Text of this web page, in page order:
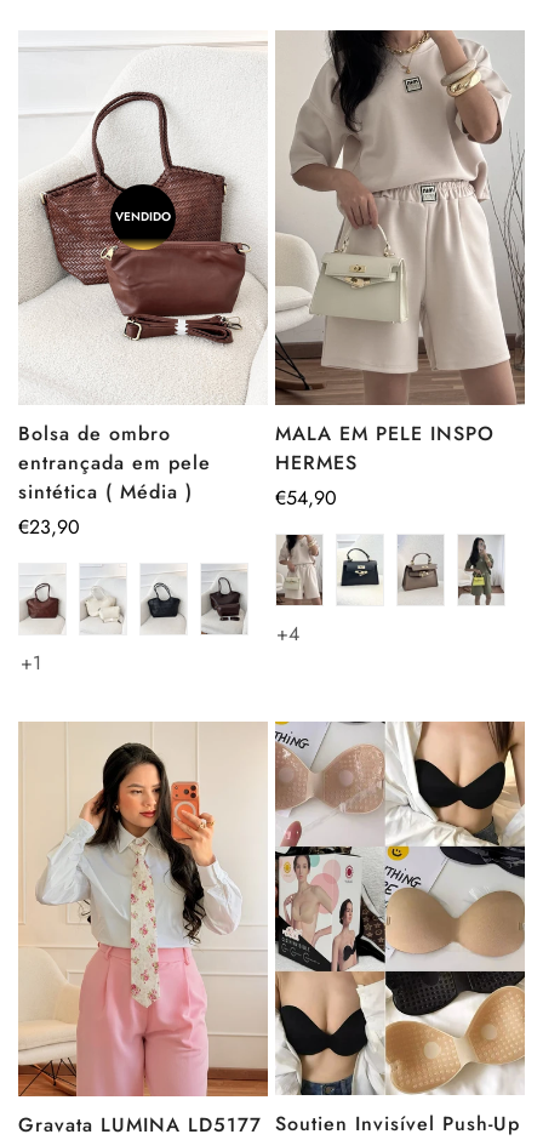
VENDIDO
Bolsa de ombro
entrançada em pele
sintética ( Média )
Preço
€23,90
+1
MALA EM PELE INSPO
HERMES
Preço
€54,90
+4
Gravata LUMINA LD5177 Soutien Invisível Push-Up